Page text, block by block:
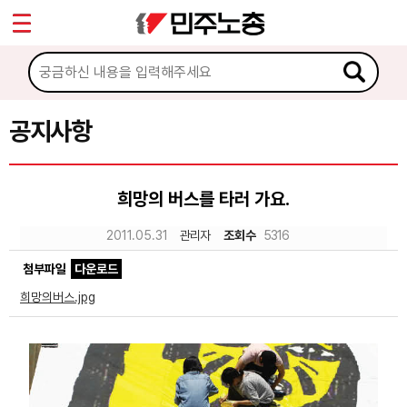
공지사항
희망의 버스를 타러 가요.
2011.05.31 관리자 조회수 5316
첨부파일
다운로드
희망의버스.jpg
마이페이지
소개
소식
공지사항
노동상담
자료
부설기관
Sketchbook5, 스케치북5
Sketchbook5, 스케치북5